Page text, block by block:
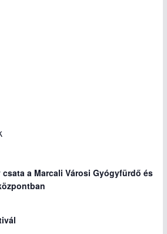
a Marcali Városi Gyógyfürdő és